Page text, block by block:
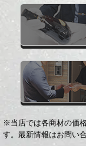
※当店では各商材の価
す。最新情報はお問い